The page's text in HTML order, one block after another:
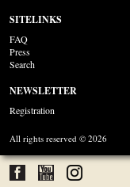
SITELINKS
FAQ
Press
Search
NEWSLETTER
Registration
All rights reserved © 2026